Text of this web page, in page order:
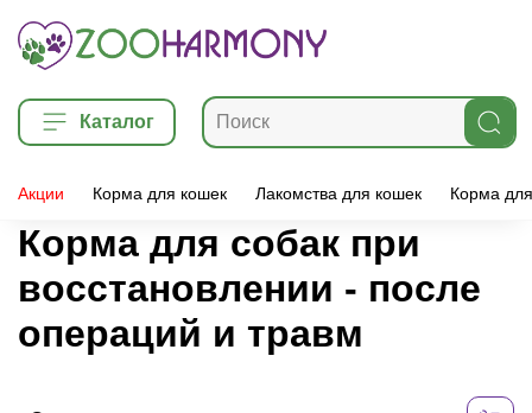
Каталог
Акции Корма для кошек Лакомства для кошек Корма
Корма для собак при
восстановлении - после
операций и травм